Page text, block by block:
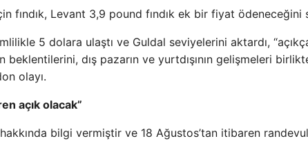
fındık, Levant 3,9 pound fındık ek bir fiyat ödeneceğini
5 dolara ulaştı ve Guldal seviyelerini aktardı,
beklentilerini, dış pazarın ve yurtdışının gelişmeleri
olayı.
açık olacak”
bilgi vermiştir ve 18 Ağustos’tan itibaren